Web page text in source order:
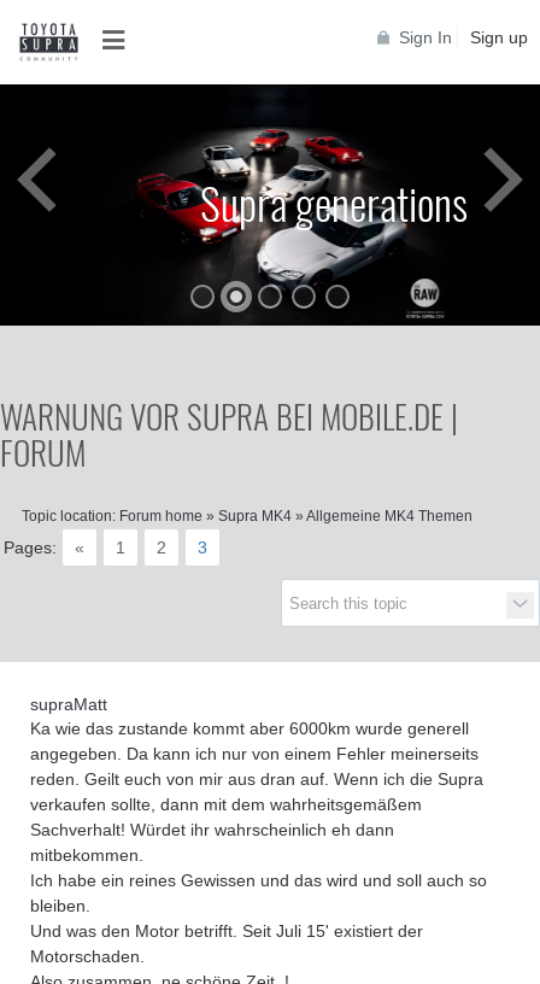
Sign In Sign up
Supra generations
Supra generations
WARNUNG VOR SUPRA BEI MOBILE.DE |
FORUM
Topic location: Forum home » Supra MK4 » Allgemeine MK4 Themen
Pages: « 1 2 3
supraMatt
Ka wie das zustande kommt aber 6000km wurde generell
angegeben. Da kann ich nur von einem Fehler meinerseits
reden. Geilt euch von mir aus dran auf. Wenn ich die Supra
verkaufen sollte, dann mit dem wahrheitsgemäßem
Sachverhalt! Würdet ihr wahrscheinlich eh dann
mitbekommen.
Ich habe ein reines Gewissen und das wird und soll auch so
bleiben.
Und was den Motor betrifft. Seit Juli 15' existiert der
Motorschaden.